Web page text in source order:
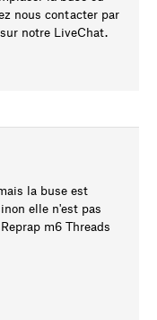
nous contacter par
notre LiveChat.
la buse est
elle n'est pas
m6 Threads